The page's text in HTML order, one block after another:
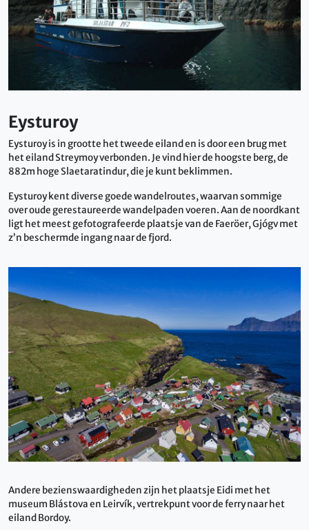
Eysturoy
Eysturoy is in grootte het tweede eiland en is door een brug met
het eiland Streymoy verbonden. Je vind hier de hoogste berg, de
882m hoge Slaetaratindur, die je kunt beklimmen.
Eysturoy kent diverse goede wandelroutes, waarvan sommige
over oude gerestaureerde wandelpaden voeren. Aan de noordkant
ligt het meest gefotografeerde plaatsje van de Faeröer, Gjógv met
z’n beschermde ingang naar de fjord.
Andere bezienswaardigheden zijn het plaatsje Eidi met het
museum Blástova en Leirvík, vertrekpunt voor de ferry naar het
eiland Bordoy.